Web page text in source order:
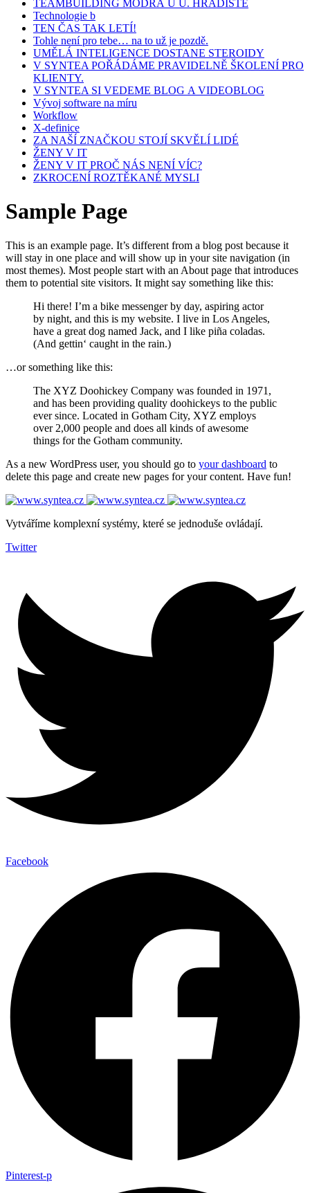
TEAMBUILDING MODRÁ U U. HRADIŠTĚ
Technologie b
TEN ČAS TAK LETÍ!
Tohle není pro tebe… na to už je pozdě.
UMĚLÁ INTELIGENCE DOSTANE STEROIDY
V SYNTEA POŘÁDÁME PRAVIDELNĚ ŠKOLENÍ PRO
KLIENTY.
V SYNTEA SI VEDEME BLOG A VIDEOBLOG
Vývoj software na míru
Workflow
X-definice
ZA NAŠÍ ZNAČKOU STOJÍ SKVĚLÍ LIDÉ
ŽENY V IT
ŽENY V IT PROČ NÁS NENÍ VÍC?
ZKROCENÍ ROZTĚKANÉ MYSLI
Sample Page
This is an example page. It’s different from a blog post because it
will stay in one place and will show up in your site navigation (in
most themes). Most people start with an About page that introduces
them to potential site visitors. It might say something like this:
Hi there! I’m a bike messenger by day, aspiring actor
by night, and this is my website. I live in Los Angeles,
have a great dog named Jack, and I like piña coladas.
(And gettin‘ caught in the rain.)
…or something like this:
The XYZ Doohickey Company was founded in 1971,
and has been providing quality doohickeys to the public
ever since. Located in Gotham City, XYZ employs
over 2,000 people and does all kinds of awesome
things for the Gotham community.
As a new WordPress user, you should go to your dashboard to
delete this page and create new pages for your content. Have fun!
Vytváříme komplexní systémy, které se jednoduše ovládají.
Twitter
Facebook
Pinterest-p